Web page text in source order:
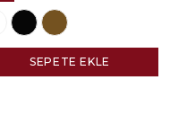
SEPETE EKLE